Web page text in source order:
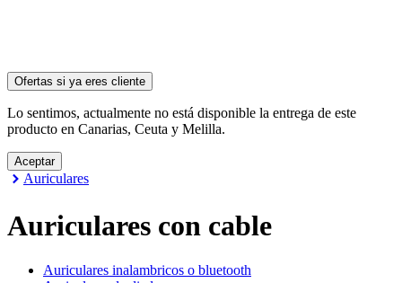
Ofertas si ya eres cliente
Lo sentimos, actualmente no está disponible la entrega de este
producto en Canarias, Ceuta y Melilla.
Aceptar
Auriculares
Auriculares con cable
Auriculares inalambricos o bluetooth